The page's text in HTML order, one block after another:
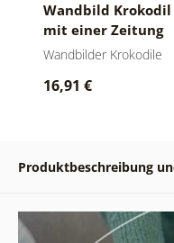
Wandbild Krokodil
mit einer Zeitung
auf dem Klo
Wandbilder Krokodile
16,91 €
Produktbeschreibung